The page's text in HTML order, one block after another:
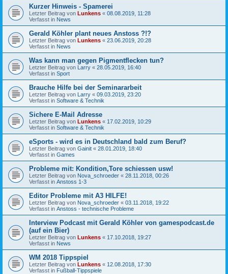
Kurzer Hinweis - Spamerei
Letzter Beitrag von Lunkens « 08.08.2019, 11:28
Verfasst in News
Gerald Köhler plant neues Anstoss ?!?
Letzter Beitrag von Lunkens « 23.06.2019, 20:28
Verfasst in News
Was kann man gegen Pigmentflecken tun?
Letzter Beitrag von Larry « 28.05.2019, 16:40
Verfasst in Sport
Brauche Hilfe bei der Seminararbeit
Letzter Beitrag von Larry « 09.03.2019, 23:20
Verfasst in Software & Technik
Sichere E-Mail Adresse
Letzter Beitrag von Lunkens « 17.02.2019, 10:29
Verfasst in Software & Technik
eSports - wird es in Deutschland bald zum Beruf?
Letzter Beitrag von Gainit « 28.01.2019, 18:40
Verfasst in Games
Probleme mit: Kondition,Tore schiessen usw!
Letzter Beitrag von Nova_schroeder « 28.11.2018, 00:26
Verfasst in Anstoss 1-3
Editor Probleme mit A3 HILFE!
Letzter Beitrag von Nova_schroeder « 03.11.2018, 19:22
Verfasst in Anstoss - technische Probleme
Interview Podcast mit Gerald Köhler von gamespodcast.de
(auf ein Bier)
Letzter Beitrag von Lunkens « 17.10.2018, 19:27
Verfasst in News
WM 2018 Tippspiel
Letzter Beitrag von Lunkens « 12.08.2018, 17:30
Verfasst in Fußball-Tippspiele